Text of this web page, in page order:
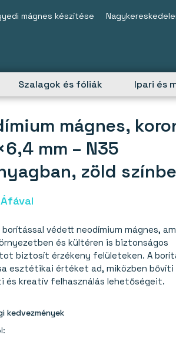
mágnes készítése
Szalagok és fóliák Ipari és
mágnes,
mm – N35
zöld
Áfával
borítással védett neodímium mágnes,
és kültéren is biztonságos
biztosít érzékeny felületeken. A
esztétikai értéket ad, miközben bővíti
és kreatív felhasználás lehetőségeit.
kedvezmények